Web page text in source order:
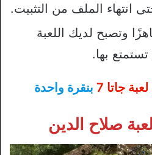
انتهاء الملف من التثبيت.
وتصبح لديك اللعبة
بها.
جاتا 7 بنقرة واحدة
صلاح الدين